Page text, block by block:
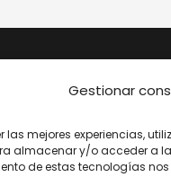
Gestionar
las mejores experiencias,
almacenar y/o acceder a
de estas tecnologías
Horario de
Lunes a